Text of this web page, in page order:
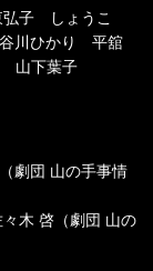
弘子 しょうこ
川ひかり 平舘
山下葉子
劇団 山の手事情
木 啓（劇団 山の